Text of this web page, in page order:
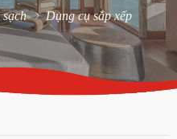
Dụng cụ sắp xếp